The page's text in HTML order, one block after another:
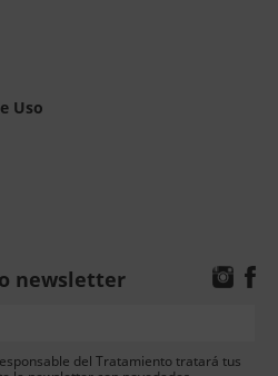
Uso
newsletter
del Tratamiento tratará tus